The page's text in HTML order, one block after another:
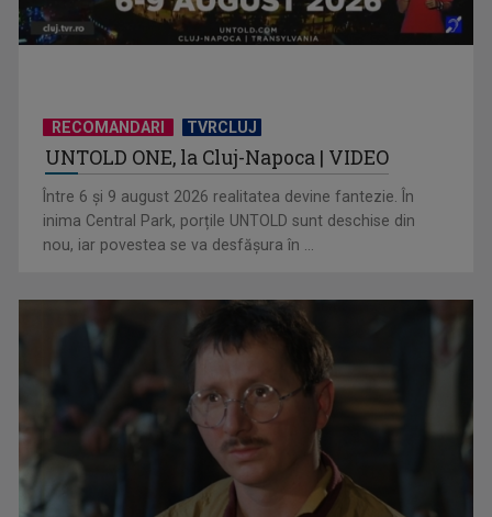
Horoscopul zilei de 25 iulie
RECOMANDARI TVRCLUJ
UNTOLD ONE, la Cluj-Napoca | VIDEO
Între 6 și 9 august 2026 realitatea devine fantezie. În
inima Central Park, porțile UNTOLD sunt deschise din
nou, iar povestea se va desfășura în ...